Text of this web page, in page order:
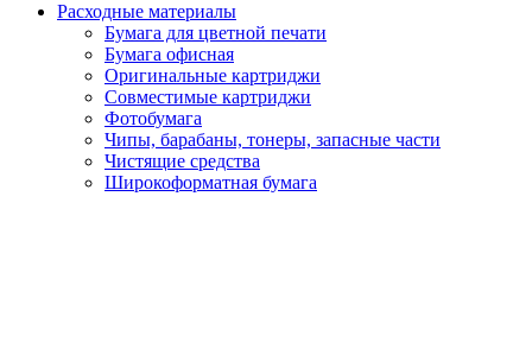
Расходные материалы
Бумага для цветной печати
Бумага офисная
Оригинальные картриджи
Совместимые картриджи
Фотобумага
Чипы, барабаны, тонеры, запасные части
Чистящие средства
Широкоформатная бумага